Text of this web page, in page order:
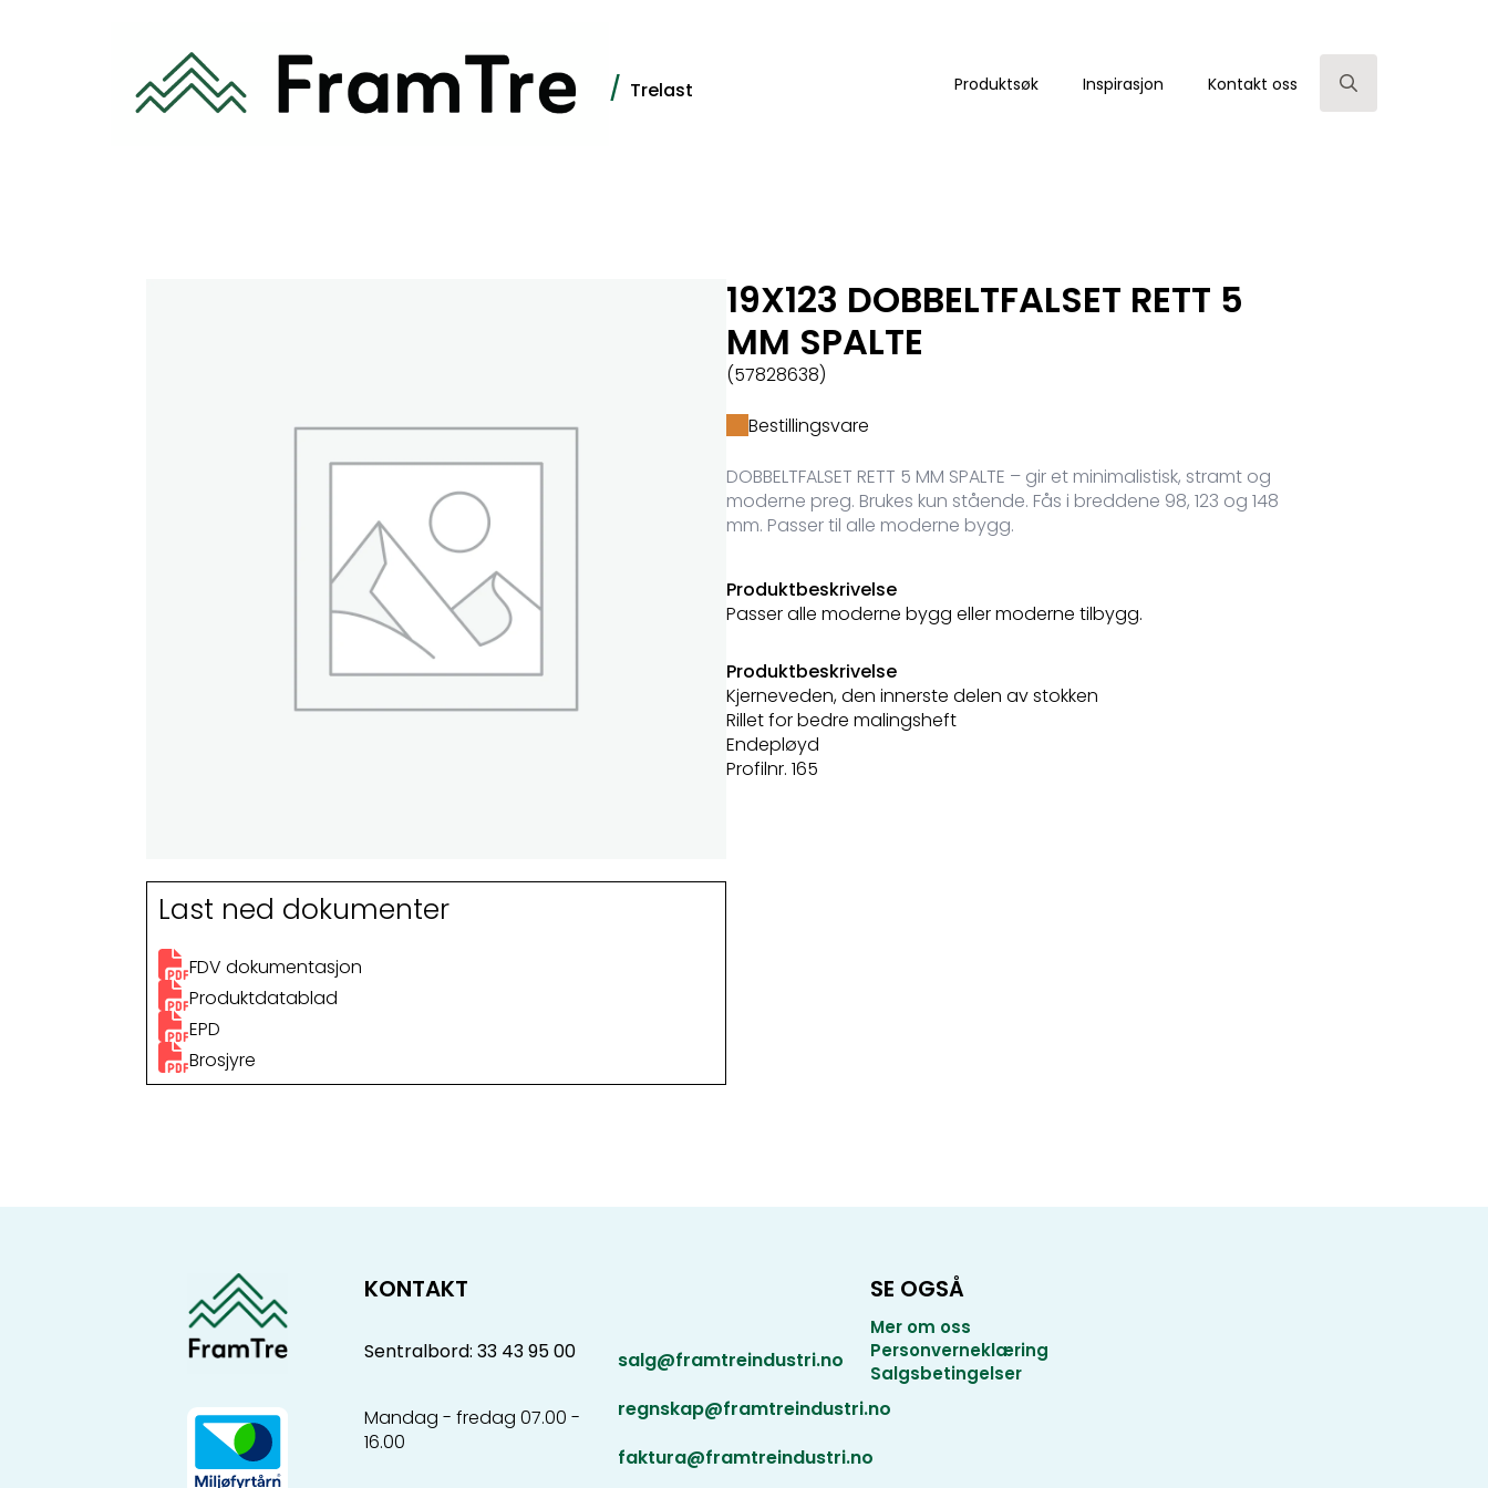
/ Trelast Produktsøk Inspirasjon Kontakt oss
Last ned dokumenter
FDV dokumentasjon
Produktdatablad
EPD
Brosjyre
19X123 DOBBELTFALSET RETT 5
MM SPALTE
(57828638)
Bestillingsvare
DOBBELTFALSET RETT 5 MM SPALTE – gir et minimalistisk, stramt og
moderne preg. Brukes kun stående. Fås i breddene 98, 123 og 148
mm. Passer til alle moderne bygg.
Produktbeskrivelse
Passer alle moderne bygg eller moderne tilbygg.
Produktbeskrivelse
Kjerneveden, den innerste delen av stokken
Rillet for bedre malingsheft
Endepløyd
Profilnr. 165
KONTAKT
Sentralbord: 33 43 95 00
Mandag - fredag 07.00 -
16.00
salg@framtreindustri.no
regnskap@framtreindustri.no
faktura@framtreindustri.no
SE OGSÅ
Mer om oss
Personverneklæring
Salgsbetingelser